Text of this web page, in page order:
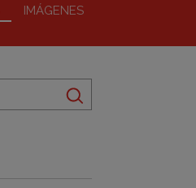
IMÁGENES